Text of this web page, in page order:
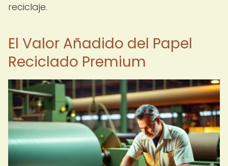
reciclaje.
El Valor Añadido del Papel
Reciclado Premium